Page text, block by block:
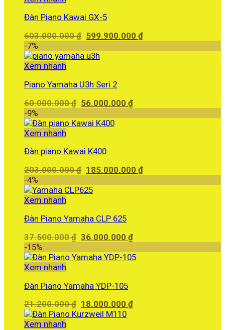
Đàn Piano Kawai GX-5
603.000.000₫ Giá
là:
599.900.000₫Giá
-7%
Xem nhanh
Piano Yamaha U3h Seri 2
60.000.000₫ Giá
là:
56.000.000₫Giá
-9%
Xem nhanh
Đàn piano Kawai K400
203.000.000₫ Giá
là:
185.000.000₫Giá
-4%
Xem nhanh
Đàn Piano Yamaha CLP 625
37.500.000₫ Giá
là:
36.000.000₫Giá
tại
-15%
Xem nhanh
Đàn Piano Yamaha YDP-105
21.200.000₫ Giá
gốc
18.000.000₫Giá
Xem nhanh